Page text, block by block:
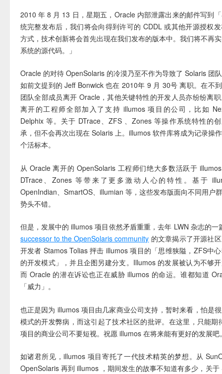
2010 年 8 月 13 日，星期五，Oracle 内部泄露出来的邮件写到
统完整发布后，我们将会向得到许可的 CDDL 或其他开源授权
方式，技术创新将会首先出现在我们发布的版本中。我们将不再
系统的源代码。」
Oracle 的对待 OpenSolaris 的冷漠乃至不作为导致了 Solaris 团
如前文提到的 Jeff Bonwick 也在 2010年 9 月 30号 离职。在不
团队全部成员离开 Oracle，其他关键特性的开发人员亦纷纷离
离开的工程师全部加入了支持 illumos 项目的公司，比如
Delphix 等。关于 DTrace、ZFS 、Zones 等操作系统特性的
承，但不会再次出现在 Solaris 上。illumos 软件库将成为记录操
个活标本。
从 Oracle 离开的 OpenSolaris 工程师们绝大多数活跃于
DTrace、Zones 等带来了更多激动人心的特性。基于
OpenIndian、SmartOS、illumian 等，这些发布版面向不同用户
势头不错。
但是，发展中的 illumos 项目依然矛盾重重，去年 LWN 杂志的
successor to the OpenSolaris community 的文章揭示了开源社
开发者 Stamos Tolias 抨击 illumos 项目的「思维狭隘，ZFS中
的开发模式」，并且企图另建分支。Illumos 的发展被认为不够
而 Oracle 的潜在诉讼也正在威胁 illumos 的命运。谁都知道
「威力」。
也正是因为 illumos 项目由几家商业公司支持，暂时来看，怕是
模式的开发弊病，而这引起了技术社区的批评。在这里，只能期
项目的商业公司不要短视。祝愿 illumos 在将来能有更好的发展吧
如诸君所见，illumos 项目寄托了一代技术精英的梦想。从
OpenSolaris 再到 illumos ，期间发生的故事不知道有多少，关